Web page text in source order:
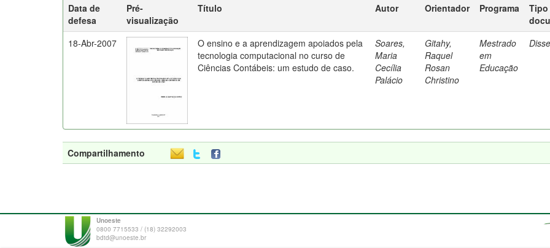
Data de
defesa
Pré-
visualização
Título Autor Orientador Programa
Tipo
18-Abr-2007
O ensino e a aprendizagem apoiados pela
tecnologia computacional no curso de
Ciências Contábeis: um estudo de caso.
Soares,
Maria
Cecília
Palácio
Gitahy,
Raquel
Rosan
Christino
Mestrado
em
Educação
Compartilhamento
Unoeste
0800 7715533 / (18) 32292003
bdtd@unoeste.br